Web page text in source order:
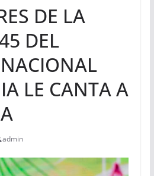
DE LA
DEL
LE CANTA A
admin